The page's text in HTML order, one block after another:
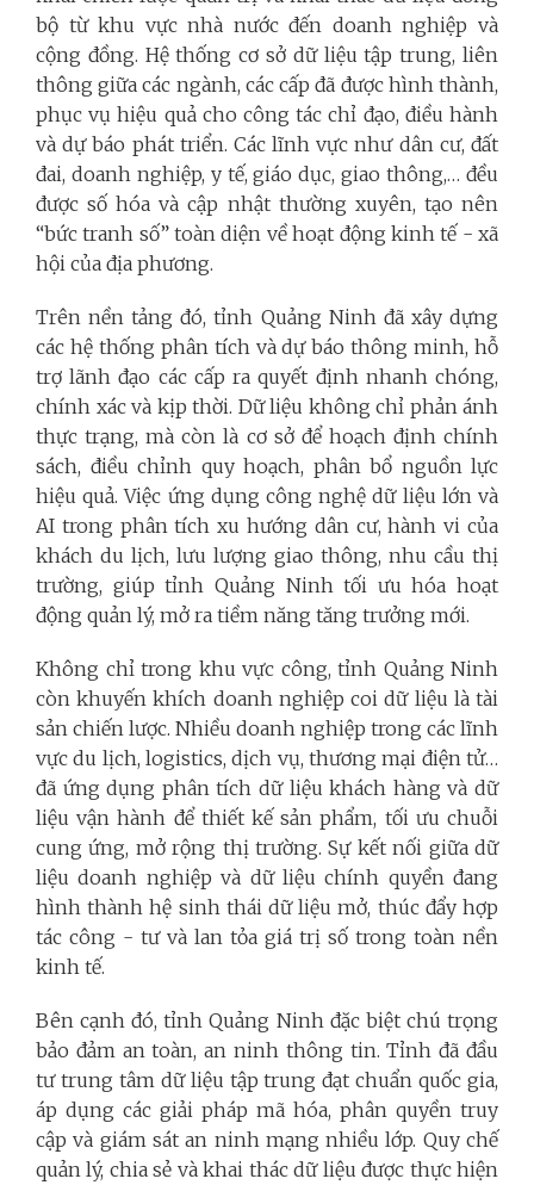
bộ từ khu vực nhà nước đến doanh nghiệp và
cộng đồng. Hệ thống cơ sở dữ liệu tập trung, liên
thông giữa các ngành, các cấp đã được hình thành,
phục vụ hiệu quả cho công tác chỉ đạo, điều hành
và dự báo phát triển. Các lĩnh vực như dân cư, đất
đai, doanh nghiệp, y tế, giáo dục, giao thông,… đều
được số hóa và cập nhật thường xuyên, tạo nên
“bức tranh số” toàn diện về hoạt động kinh tế - xã
hội của địa phương.
Trên nền tảng đó, tỉnh Quảng Ninh đã xây dựng
các hệ thống phân tích và dự báo thông minh, hỗ
trợ lãnh đạo các cấp ra quyết định nhanh chóng,
chính xác và kịp thời. Dữ liệu không chỉ phản ánh
thực trạng, mà còn là cơ sở để hoạch định chính
sách, điều chỉnh quy hoạch, phân bổ nguồn lực
hiệu quả. Việc ứng dụng công nghệ dữ liệu lớn và
AI trong phân tích xu hướng dân cư, hành vi của
khách du lịch, lưu lượng giao thông, nhu cầu thị
trường, giúp tỉnh Quảng Ninh tối ưu hóa hoạt
động quản lý, mở ra tiềm năng tăng trưởng mới.
Không chỉ trong khu vực công, tỉnh Quảng Ninh
còn khuyến khích doanh nghiệp coi dữ liệu là tài
sản chiến lược. Nhiều doanh nghiệp trong các lĩnh
vực du lịch, logistics, dịch vụ, thương mại điện tử…
đã ứng dụng phân tích dữ liệu khách hàng và dữ
liệu vận hành để thiết kế sản phẩm, tối ưu chuỗi
cung ứng, mở rộng thị trường. Sự kết nối giữa dữ
liệu doanh nghiệp và dữ liệu chính quyền đang
hình thành hệ sinh thái dữ liệu mở, thúc đẩy hợp
tác công - tư và lan tỏa giá trị số trong toàn nền
kinh tế.
Bên cạnh đó, tỉnh Quảng Ninh đặc biệt chú trọng
bảo đảm an toàn, an ninh thông tin. Tỉnh đã đầu
tư trung tâm dữ liệu tập trung đạt chuẩn quốc gia,
áp dụng các giải pháp mã hóa, phân quyền truy
cập và giám sát an ninh mạng nhiều lớp. Quy chế
quản lý, chia sẻ và khai thác dữ liệu được thực hiện